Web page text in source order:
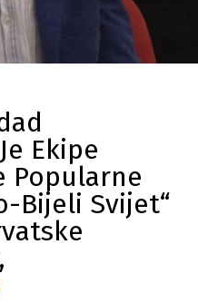
Ekipe
Popularne
Bijeli Svijet“